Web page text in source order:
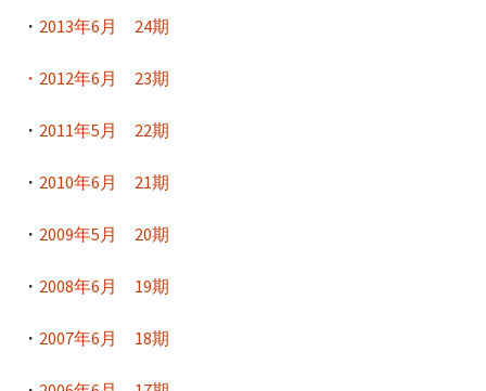
・ 2013年6月 24期
・2012年6月 23期
・ 2011年5月 22期
・ 2010年6月 21期
・ 2009年5月 20期
・ 2008年6月 19期
・ 2007年6月 18期